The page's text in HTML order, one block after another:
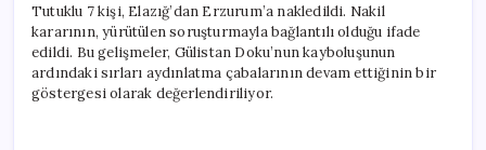
Tutuklu 7 kişi, Elazığ’dan Erzurum’a nakledildi. Nakil
kararının, yürütülen soruşturmayla bağlantılı olduğu ifade
edildi. Bu gelişmeler, Gülistan Doku’nun kayboluşunun
ardındaki sırları aydınlatma çabalarının devam ettiğinin bir
göstergesi olarak değerlendiriliyor.